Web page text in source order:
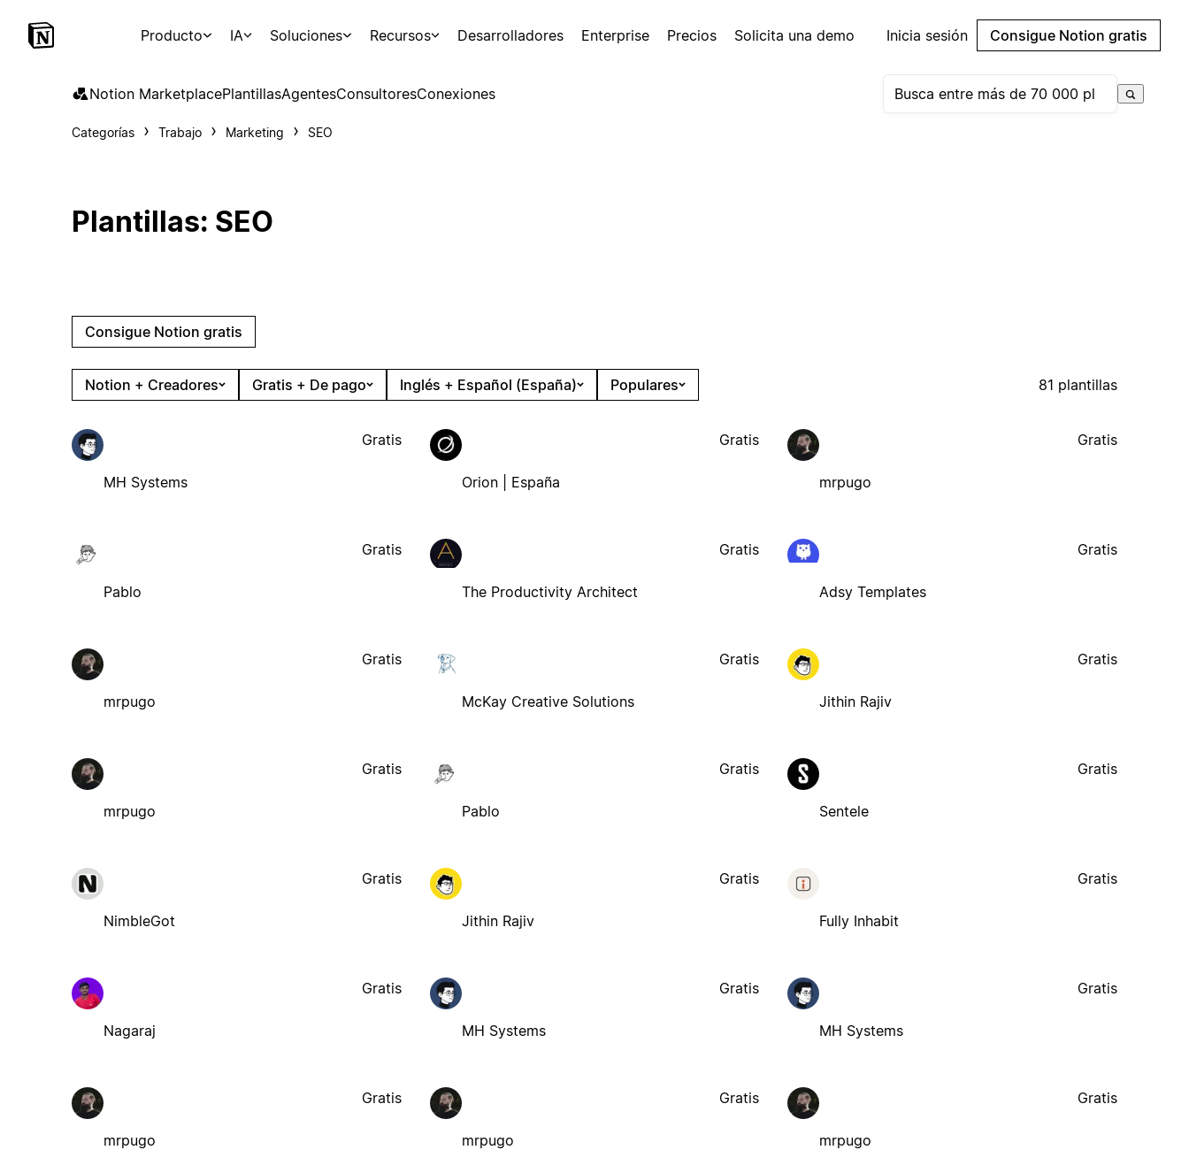
Producto IA Soluciones Recursos Desarrolladores Enterprise Precios Solicita una demo Inicia sesión Consigue Notion gratis
Notion MarketplacePlantillasAgentesConsultoresConexiones
Categorías Trabajo Marketing SEO
Plantillas: SEO
Consigue Notion gratis
Notion + Creadores Gratis + De pago Inglés + Español (España) Populares 81 plantillas
MH Systems
Gratis
Orion | España
Gratis
mrpugo
Gratis
Pablo
Gratis
The Productivity Architect
Gratis
Adsy Templates
Gratis
mrpugo
Gratis
McKay Creative Solutions
Gratis
Jithin Rajiv
Gratis
mrpugo
Gratis
Pablo
Gratis
Sentele
Gratis
NimbleGot
Gratis
Jithin Rajiv
Gratis
Fully Inhabit
Gratis
Nagaraj
Gratis
MH Systems
Gratis
MH Systems
Gratis
mrpugo
Gratis
mrpugo
Gratis
mrpugo
Gratis